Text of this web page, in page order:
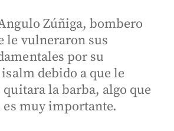
Zúñiga, bombero
le vulneraron sus
por su
debido a que le
quitara la barba, algo que
muy importante.